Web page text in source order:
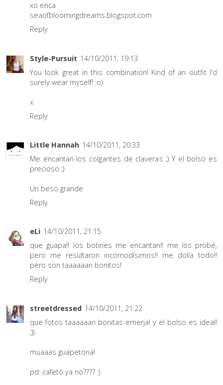
xo erica
seaofbloomingdreams.blogspot.com
Reply
Style-Pursuit 14/10/2011, 19:13
You look great in this combination! Kind of an outfit I'd
surely wear myself! :o)
x
Reply
Little Hannah 14/10/2011, 20:33
Me encantan los colgantes de claveras ;) Y el bolso es
precioso ;)
Un beso grande
Reply
eLi 14/10/2011, 21:15
que guapa!! los botines me encantan!! me los probé,
pero me resultaron incomodísimos!! me dolía todo!!
pero son taaaaaan bonitos!
Reply
streetdressed 14/10/2011, 21:22
que fotos taaaaaan bonitas emerja! y el bolso es ideal!
;))
muaaas guapetona!
pd: cafetó ya no???? :)